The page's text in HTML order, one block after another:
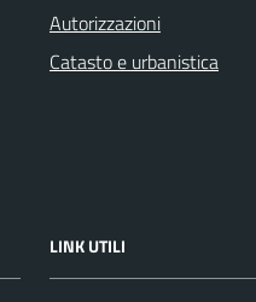
Autorizzazioni
Catasto e urbanistica
LINK UTILI